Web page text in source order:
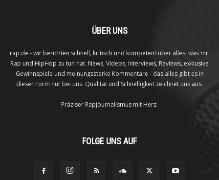
ÜBER UNS
rap.de - wir berichten schnell, kritisch und kompetent über alles, was mit
Rap und HipHop zu tun hat. News, Videos, Interviews, Reviews, exklusive
Gewinnspiele und meinungsstarke Kommentare - das alles gibt es in
dieser Form nur bei uns. Qualität und Schnelligkeit zeichnet uns aus.
Präziser Rapjournalismus mit Herz.
FOLGE UNS AUF